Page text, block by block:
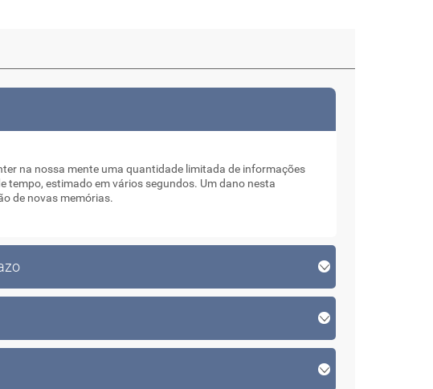
na nossa mente uma quantidade limitada de informações
tempo, estimado em vários segundos. Um dano nesta
de novas memórias.